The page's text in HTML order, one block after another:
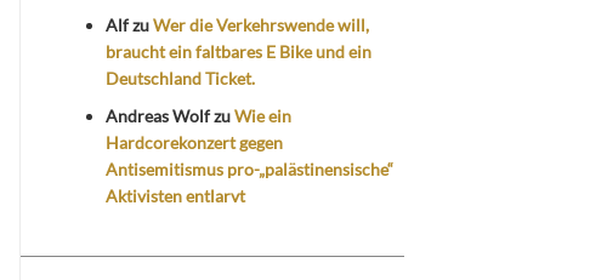
AlfzuWer die Verkehrswende will,
braucht ein faltbares E Bike und ein
Deutschland Ticket.
Andreas WolfzuWie ein
Hardcorekonzert gegen
Antisemitismus pro-„palästinensische“
Aktivisten entlarvt